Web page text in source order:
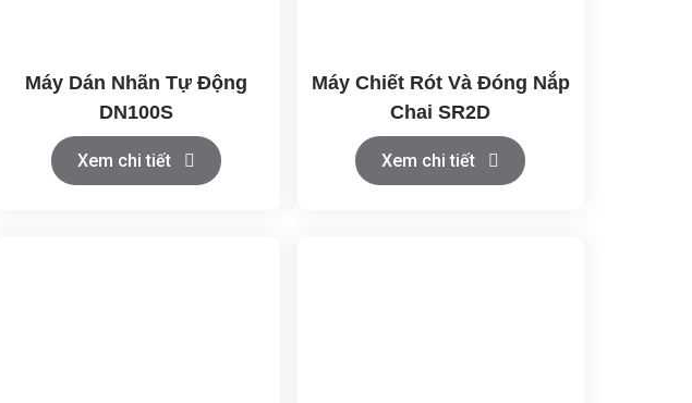
Máy Dán Nhãn Tự Động
DN100S
Xem chi tiết
Máy Chiết Rót Và Đóng Nắp
Chai SR2D
Xem chi tiết